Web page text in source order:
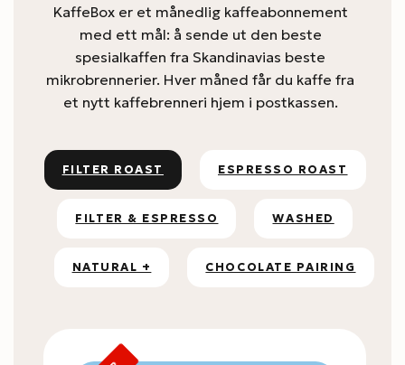
KaffeBox er et månedlig kaffeabonnement
med ett mål: å sende ut den beste
spesialkaffen fra Skandinavias beste
mikrobrennerier. Hver måned får du kaffe fra
et nytt kaffebrenneri hjem i postkassen.
FILTER ROAST ESPRESSO ROAST
FILTER & ESPRESSO WASHED
NATURAL + CHOCOLATE PAIRING